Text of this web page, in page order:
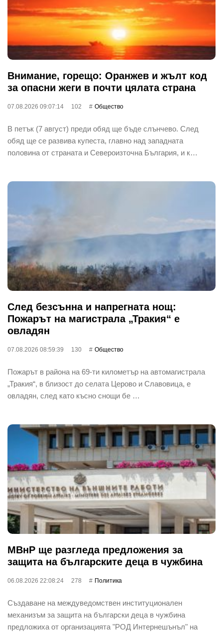
Внимание, горещо: Оранжев и жълт код
за опасни жеги в почти цялата страна
07.08.2026 09:07:14 102 Общество
В петък (7 август) преди обяд ще бъде слънчево. След
обяд ще се развива купеста, главно над западната
половина от страната и Североизточна България, и к…
След безсънна и напрегната нощ:
Пожарът на магистрала „Тракия“ е
овладян
07.08.2026 08:59:39 130 Общество
Пожарът в района на 69-ти километър на автомагистрала
„Тракия“, в близост до селата Церово и Славовица, е
овладян, след като късно снощи бе …
МВнР ще разгледа предложения за
защита на българските деца в чужбина
06.08.2026 22:08:24 278 Политика
Създаване на междуведомствен институционален
механизъм за защита на български деца в чужбина
предложиха от организацията "РОД Интернешънъл" на